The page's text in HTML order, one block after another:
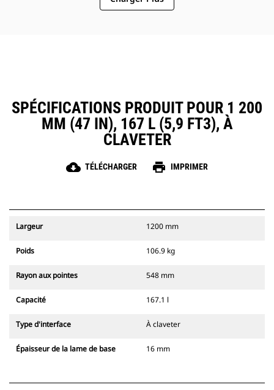
SPÉCIFICATIONS PRODUIT POUR 1 200
MM (47 IN), 167 L (5,9 FT3), À
CLAVETER
cloud_download TÉLÉCHARGER print IMPRIMER
Largeur 1200 mm
Poids 106.9 kg
Rayon aux pointes 548 mm
Capacité 167.1 l
Type d'interface À claveter
Épaisseur de la lame de base 16 mm